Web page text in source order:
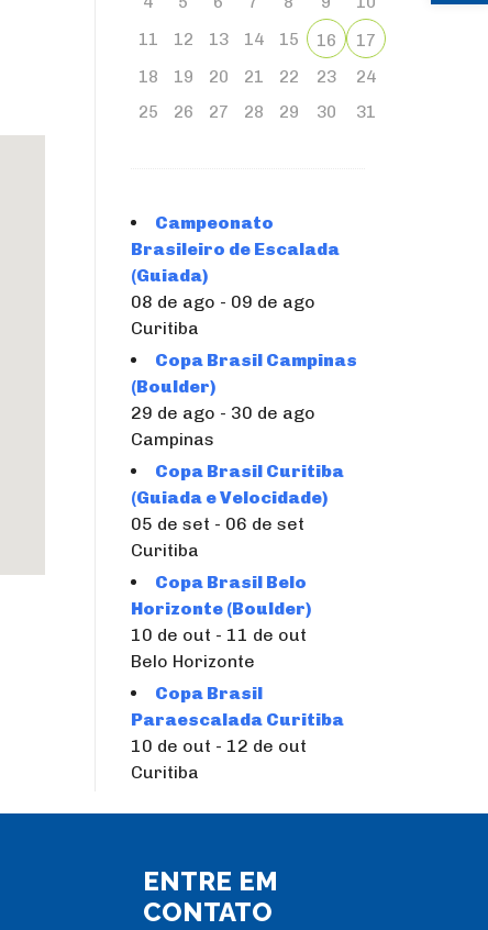
11
12 13 14 15 16
17
18
19 20 21 22 23
24
25
26 27 28 29 30 31
Campeonato
Brasileiro de Escalada
(Guiada)
08 de ago - 09 de ago
Curitiba
Copa Brasil Campinas
(Boulder)
29 de ago - 30 de ago
Campinas
Copa Brasil Curitiba
(Guiada e Velocidade)
05 de set - 06 de set
Curitiba
Copa Brasil Belo
Horizonte (Boulder)
10 de out - 11 de out
Belo Horizonte
Copa Brasil
Paraescalada Curitiba
10 de out - 12 de out
Curitiba
ENTRE EM
CONTATO